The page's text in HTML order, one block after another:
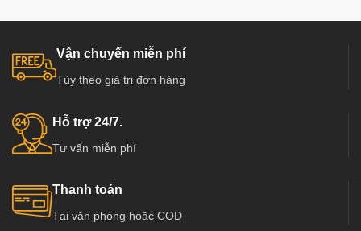
Vận chuyển miễn phí
Tùy theo giá trị đơn hàng
Hỗ trợ 24/7.
Tư vấn miễn phí
Thanh toán
Tại văn phòng hoặc COD